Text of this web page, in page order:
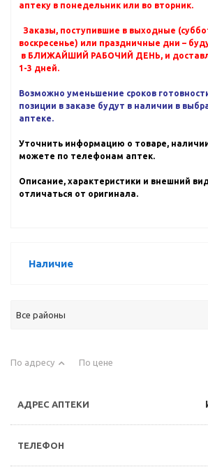
аптеку в понедельник или во вторник.
Заказы, поступившие в выходные
воскресенье) или праздничные дни –
в БЛИЖАЙШИЙ РАБОЧИЙ ДЕНЬ, и
1-3 дней.
Возможно уменьшение сроков
позиции в заказе будут в наличии в
аптеке.
Уточнить информацию о товаре,
можете по телефонам аптек.
Описание, характеристики и внешний
отличаться от оригинала.
Наличие
Все районы
По адресу По цене